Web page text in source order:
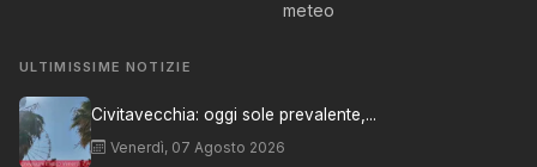
meteo
ULTIMISSIME NOTIZIE
Civitavecchia: oggi sole prevalente,...
Venerdì, 07 Agosto 2026